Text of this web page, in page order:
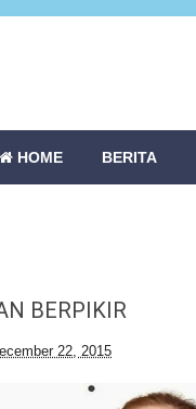
HOME BERITA
BERPIKIR
22, 2015